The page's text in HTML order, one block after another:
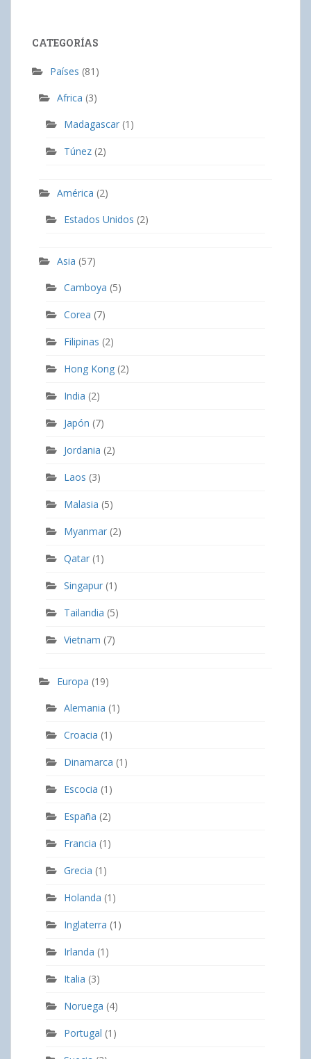
CATEGORÍAS
Países (81)
Africa (3)
Madagascar (1)
Túnez (2)
América (2)
Estados Unidos (2)
Asia (57)
Camboya (5)
Corea (7)
Filipinas (2)
Hong Kong (2)
India (2)
Japón (7)
Jordania (2)
Laos (3)
Malasia (5)
Myanmar (2)
Qatar (1)
Singapur (1)
Tailandia (5)
Vietnam (7)
Europa (19)
Alemania (1)
Croacia (1)
Dinamarca (1)
Escocia (1)
España (2)
Francia (1)
Grecia (1)
Holanda (1)
Inglaterra (1)
Irlanda (1)
Italia (3)
Noruega (4)
Portugal (1)